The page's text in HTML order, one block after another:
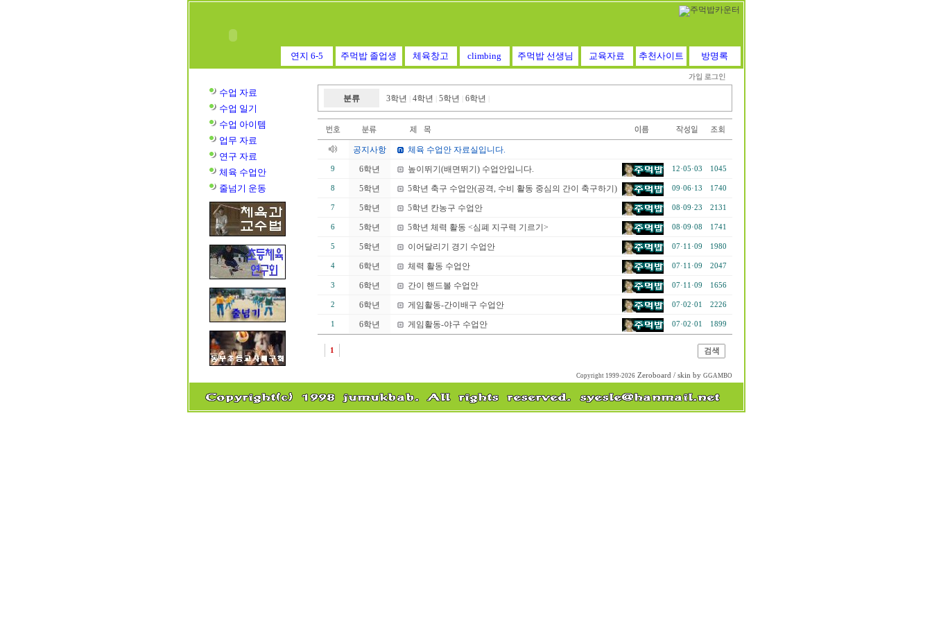
연지 6-5 주먹밥 졸업생 체육창고 climbing 주먹밥 선생님 교육자료 추천사이트 방명록
수업 자료
수업 일기
수업 아이템
업무 자료
연구 자료
체육 수업안
줄넘기 운동
분류 3학년 4학년 5학년 6학년
공지사항 체육 수업안 자료실입니다.
9 6학년 높이뛰기(배면뛰기) 수업안입니다. 12·05·03 1045
8 5학년 5학년 축구 수업안(공격, 수비 활동 중심의 간이 축구하기) 09·06·13 1740
7 5학년 5학년 칸농구 수업안 08·09·23 2131
6 5학년 5학년 체력 활동 <심폐 지구력 기르기> 08·09·08 1741
5 5학년 이어달리기 경기 수업안 07·11·09 1980
4 6학년 체력 활동 수업안 07·11·09 2047
3 6학년 간이 핸드볼 수업안 07·11·09 1656
2 6학년 게임활동-간이배구 수업안 07·02·01 2226
1 6학년 게임활동-야구 수업안 07·02·01 1899
1
Copyright 1999-2026 Zeroboard / skin by GGAMBO